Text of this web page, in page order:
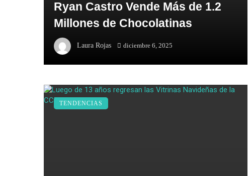
Ryan Castro Vende Más de 1.2
Millones de Chocolatinas
Laura Rojas diciembre 6, 2025
TENDENCIAS